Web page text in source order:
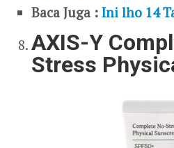
Baca Juga :Ini lho 14
AXIS-Y
Stress